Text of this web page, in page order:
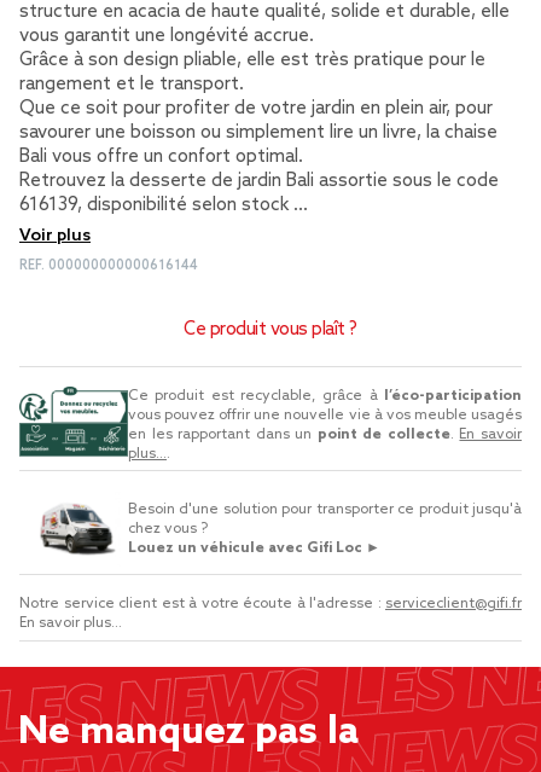
structure en acacia de haute qualité, solide et durable, elle
vous garantit une longévité accrue.
Grâce à son design pliable, elle est très pratique pour le
rangement et le transport.
Que ce soit pour profiter de votre jardin en plein air, pour
savourer une boisson ou simplement lire un livre, la chaise
Bali vous offre un confort optimal.
Retrouvez la desserte de jardin Bali assortie sous le code
616139, disponibilité selon stock …
Voir plus
REF. 000000000000616144
Ce produit vous plaît ?
Ce produit est recyclable, grâce à
l’éco-participation
vous pouvez offrir une nouvelle vie à vos meuble usagés
en les rapportant dans un point de collecte. En savoir
plus....
Besoin d'une solution pour transporter ce produit jusqu'à
chez vous ?
Louez un véhicule avec Gifi Loc ►
Notre service client est à votre écoute à l'adresse : serviceclient@gifi.fr
En savoir plus...
Ne manquez pas la